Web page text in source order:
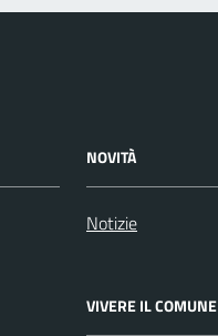
NOVITÀ
Notizie
VIVERE IL COMUNE